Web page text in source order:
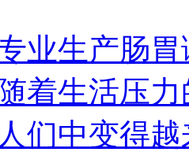
业生产肠
着生活压
们中变得